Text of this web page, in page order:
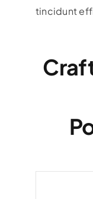
tincidunt